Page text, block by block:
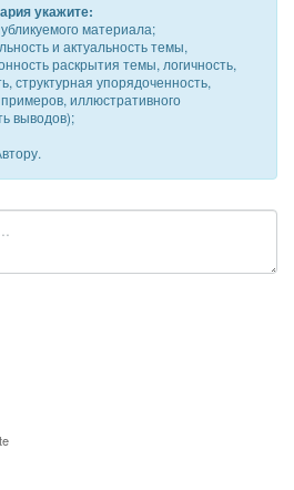
укажите:
материала;
и актуальность темы,
раскрытия темы, логичность,
структурная упорядоченность,
иллюстративного
выводов);